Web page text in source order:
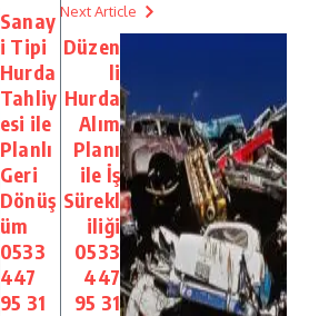
Sanay
i Tipi
Hurda
Tahliy
esi ile
Planlı
Geri
Dönüş
üm
0533
447
95 31
Next Article
Düzen
li
Hurda
Alım
Planı
ile İş
Sürekl
iliği
0533
447
95 31